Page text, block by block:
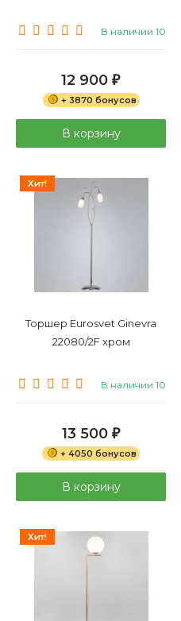
В наличии 10
12 900 ₽
+ 3870 бонусов
В корзину
Хит!
Торшер Eurosvet Ginevra
22080/2F хром
В наличии 10
13 500 ₽
+ 4050 бонусов
В корзину
Хит!